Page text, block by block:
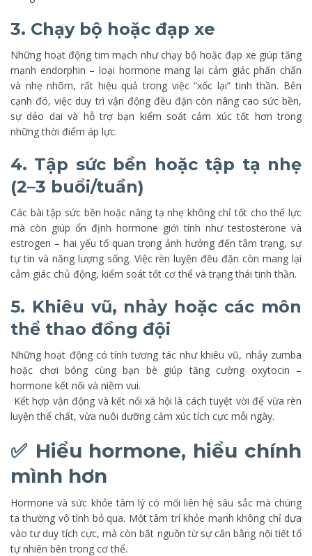
3. Chạy bộ hoặc đạp xe
Những hoạt động tim mạch như chạy bộ hoặc đạp xe giúp tăng
mạnh endorphin – loại hormone mang lại cảm giác phấn chấn
và nhẹ nhõm, rất hiệu quả trong việc “xốc lại” tinh thần. Bên
cạnh đó, việc duy trì vận động đều đặn còn nâng cao sức bền,
sự dẻo dai và hỗ trợ bạn kiểm soát cảm xúc tốt hơn trong
những thời điểm áp lực.
4. Tập sức bền hoặc tập tạ nhẹ
(2–3 buổi/tuần)
Các bài tập sức bền hoặc nâng tạ nhẹ không chỉ tốt cho thể lực
mà còn giúp ổn định hormone giới tính như testosterone và
estrogen – hai yếu tố quan trọng ảnh hưởng đến tâm trạng, sự
tự tin và năng lượng sống. Việc rèn luyện đều đặn còn mang lại
cảm giác chủ động, kiểm soát tốt cơ thể và trạng thái tinh thần.
5. Khiêu vũ, nhảy hoặc các môn
thể thao đồng đội
Những hoạt động có tính tương tác như khiêu vũ, nhảy zumba
hoặc chơi bóng cùng bạn bè giúp tăng cường oxytocin –
hormone kết nối và niềm vui.
Kết hợp vận động và kết nối xã hội là cách tuyệt vời để vừa rèn
luyện thể chất, vừa nuôi dưỡng cảm xúc tích cực mỗi ngày.
✅ Hiểu hormone, hiểu chính
mình hơn
Hormone và sức khỏe tâm lý có mối liên hệ sâu sắc mà chúng
ta thường vô tình bỏ qua. Một tâm trí khỏe mạnh không chỉ dựa
vào tư duy tích cực, mà còn bắt nguồn từ sự cân bằng nội tiết tố
tự nhiên bên trong cơ thể.